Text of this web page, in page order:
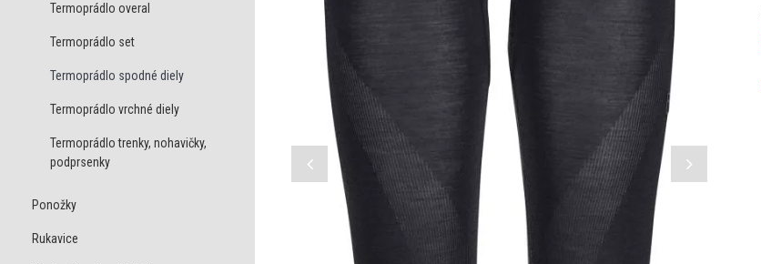
Termoprádlo overal
Termoprádlo set
Termoprádlo spodné diely
Termoprádlo vrchné diely
Termoprádlo trenky, nohavičky,
podprsenky
Ponožky
Rukavice